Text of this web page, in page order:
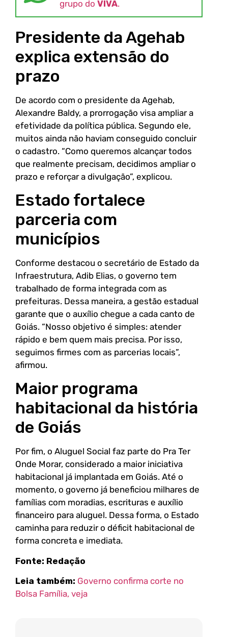
grupo do VIVA.
Presidente da Agehab
explica extensão do
prazo
De acordo com o presidente da Agehab,
Alexandre Baldy, a prorrogação visa ampliar a
efetividade da política pública. Segundo ele,
muitos ainda não haviam conseguido concluir
o cadastro. “Como queremos alcançar todos
que realmente precisam, decidimos ampliar o
prazo e reforçar a divulgação”, explicou.
Estado fortalece
parceria com
municípios
Conforme destacou o secretário de Estado da
Infraestrutura, Adib Elias, o governo tem
trabalhado de forma integrada com as
prefeituras. Dessa maneira, a gestão estadual
garante que o auxílio chegue a cada canto de
Goiás. “Nosso objetivo é simples: atender
rápido e bem quem mais precisa. Por isso,
seguimos firmes com as parcerias locais”,
afirmou.
Maior programa
habitacional da história
de Goiás
Por fim, o Aluguel Social faz parte do Pra Ter
Onde Morar, considerado a maior iniciativa
habitacional já implantada em Goiás. Até o
momento, o governo já beneficiou milhares de
famílias com moradias, escrituras e auxílio
financeiro para aluguel. Dessa forma, o Estado
caminha para reduzir o déficit habitacional de
forma concreta e imediata.
Fonte: Redação
Leia também: Governo confirma corte no
Bolsa Família, veja